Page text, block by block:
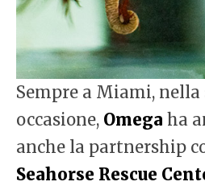
Sempre a Miami, nella
occasione, Omega ha
anche la partnership
Seahorse Rescue